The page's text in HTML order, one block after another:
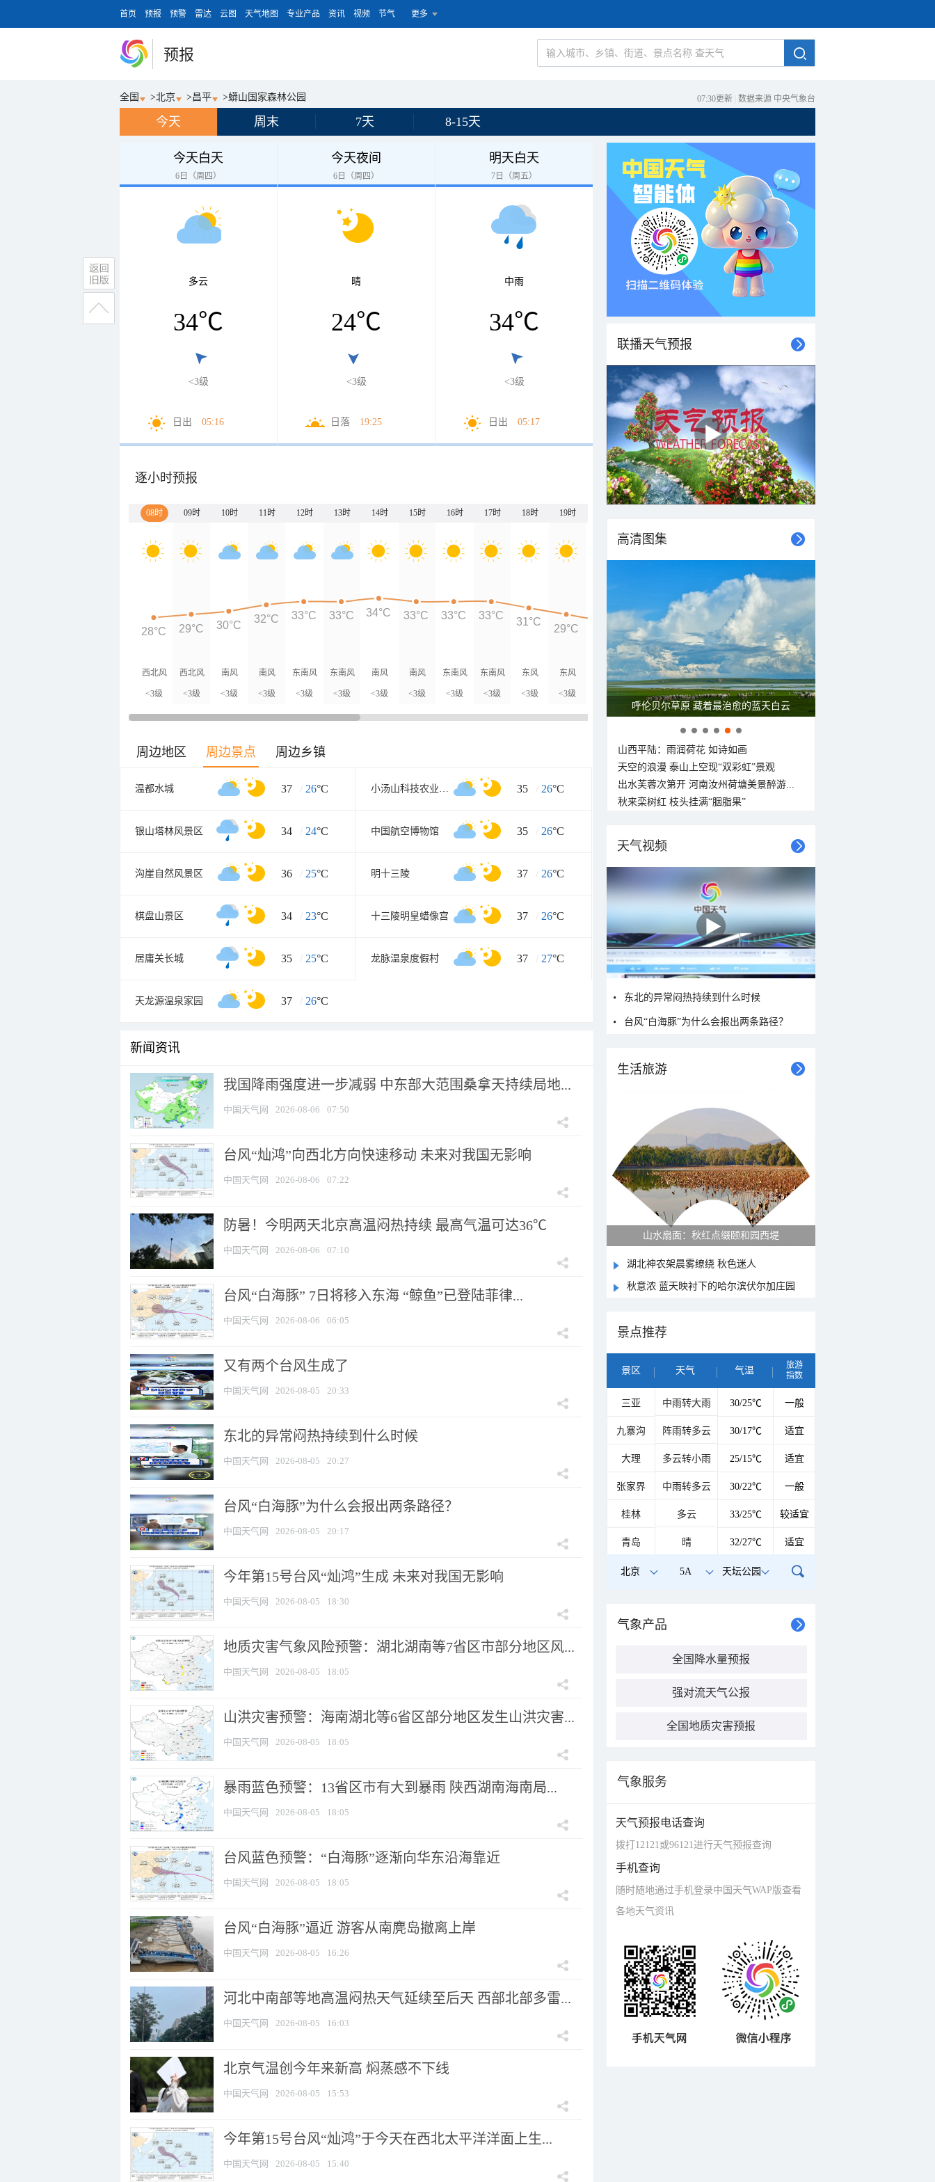
首页 预报 预警 雷达 云图 天气地图 专业产品 资讯 视频 节气 更多
预报
全国 >北京 >昌平 >蟒山国家森林公园 07:30更新 数据来源 中央气象台
今天 周末 7天 8-15天
今天白天
6日（周四）
多云
34℃
<3级
日出 05:16
今天夜间
6日（周四）
晴
24℃
<3级
日落 19:25
明天白天
7日（周五）
中雨
34℃
<3级
日出 05:17
逐小时预报
08时 09时 10时 11时 12时 13时 14时 15时 16时 17时 18时 19时
西北风
<3级
西北风
<3级
南风
<3级
南风
<3级
东南风
<3级
东南风
<3级
南风
<3级
南风
<3级
东南风
<3级
东南风
<3级
东风
<3级
东风
<3级
东北风
<3级
东南风
<3级
南风
<3级
北风
<3级
西南风
<3级
西南风
<3级
28°C 29°C 30°C
32°C 33°C 33°C 34°C 33°C 33°C 33°C
31°C
29°C
26°C 26°C 26°C 25°C 25°C
周边地区 周边景点 周边乡镇
温都水城 37 / 26°C 小汤山科技农业示范园 35 / 26°C
银山塔林风景区 34 / 24°C 中国航空博物馆 35 / 26°C
沟崖自然风景区 36 / 25°C 明十三陵 37 / 26°C
棋盘山景区 34 / 23°C 十三陵明皇蜡像宫 37 / 26°C
居庸关长城 35 / 25°C 龙脉温泉度假村 37 / 27°C
天龙源温泉家园 37 / 26°C
新闻资讯
我国降雨强度进一步减弱 中东部大范围桑拿天持续局地...
中国天气网 2026-08-06 07:50
台风“灿鸿”向西北方向快速移动 未来对我国无影响
中国天气网 2026-08-06 07:22
防暑！今明两天北京高温闷热持续 最高气温可达36℃
中国天气网 2026-08-06 07:10
台风“白海豚” 7日将移入东海 “鲸鱼”已登陆菲律...
中国天气网 2026-08-06 06:05
又有两个台风生成了
中国天气网 2026-08-05 20:33
东北的异常闷热持续到什么时候
中国天气网 2026-08-05 20:27
台风“白海豚”为什么会报出两条路径？
中国天气网 2026-08-05 20:17
今年第15号台风“灿鸿”生成 未来对我国无影响
中国天气网 2026-08-05 18:30
地质灾害气象风险预警：湖北湖南等7省区市部分地区风...
中国天气网 2026-08-05 18:05
山洪灾害预警：海南湖北等6省区部分地区发生山洪灾害...
中国天气网 2026-08-05 18:05
暴雨蓝色预警：13省区市有大到暴雨 陕西湖南海南局...
中国天气网 2026-08-05 18:05
台风蓝色预警：“白海豚”逐渐向华东沿海靠近
中国天气网 2026-08-05 18:05
台风“白海豚”逼近 游客从南麂岛撤离上岸
中国天气网 2026-08-05 16:26
河北中南部等地高温闷热天气延续至后天 西部北部多雷...
中国天气网 2026-08-05 16:03
北京气温创今年来新高 焖蒸感不下线
中国天气网 2026-08-05 15:53
今年第15号台风“灿鸿”于今天在西北太平洋洋面上生...
中国天气网 2026-08-05 15:40
联播天气预报
高清图集
一组图感受水中消暑快乐瞬间
山西平陆：雨润荷花 如诗如画
天空的浪漫 泰山上空现“双彩虹”景观
出水芙蓉次第开 河南汝州荷塘美景醉游...
秋来栾树红 枝头挂满“胭脂果”
天气视频
东北的异常闷热持续到什么时候
台风“白海豚”为什么会报出两条路径？
生活旅游
紫菊满山坡 黄山坡山村秋色正好
湖北神农架晨雾缭绕 秋色迷人
秋意浓 蓝天映衬下的哈尔滨伏尔加庄园
景点推荐
景区 天气 气温
旅游
指数
三亚 中雨转大雨 30/25℃ 一般
九寨沟 阵雨转多云 30/17℃ 适宜
大理 多云转小雨 25/15℃ 适宜
张家界 中雨转多云 30/22℃ 一般
桂林 多云 33/25℃ 较适宜
青岛 晴 32/27℃ 适宜
北京 5A 天坛公园
气象产品
全国降水量预报
强对流天气公报
全国地质灾害预报
气象服务
天气预报电话查询
拨打12121或96121进行天气预报查询
手机查询
随时随地通过手机登录中国天气WAP版查看
各地天气资讯